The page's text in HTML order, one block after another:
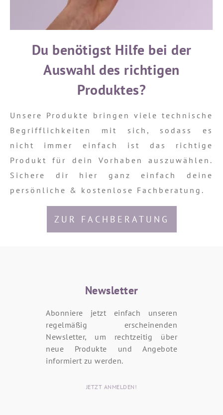
Du benötigst Hilfe bei der
Auswahl des richtigen
Produktes?
Unsere Produkte bringen viele technische
Begrifflichkeiten mit sich, sodass es
nicht immer einfach ist das richtige
Produkt für dein Vorhaben auszuwählen.
Sichere dir hier ganz einfach deine
persönliche & kostenlose Fachberatung.
ZUR FACHBERATUNG
Newsletter
Abonniere jetzt einfach unseren
regelmäßig erscheinenden
Newsletter, um rechtzeitig über
neue Produkte und Angebote
informiert zu werden.
JETZT ANMELDEN!